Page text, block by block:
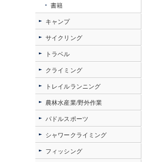
書籍
キャンプ
サイクリング
トラベル
クライミング
トレイルランニング
農林水産業/野外作業
パドルスポーツ
シャワークライミング
フィッシング